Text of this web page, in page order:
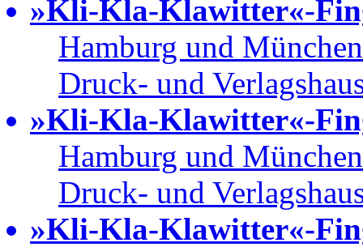
»Kli-Kla-Klawitter«-
Hamburg und
Druck- und
»Kli-Kla-Klawitter«-
Hamburg und
Druck- und
»Kli-Kla-Klawitter«-